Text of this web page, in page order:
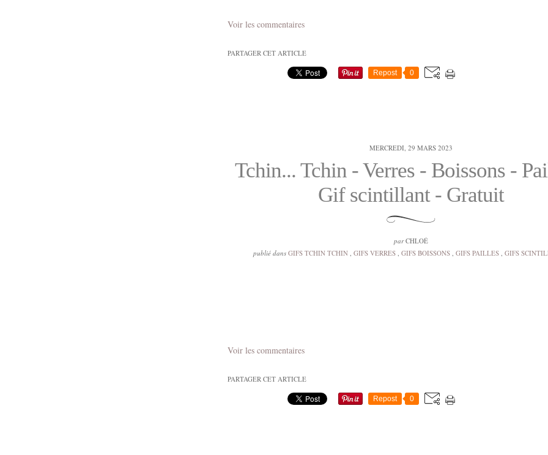
Voir les commentaires
PARTAGER CET ARTICLE
Repost 0
MERCREDI, 29 MARS 2023
Tchin... Tchin - Verres - Boissons -
Gif scintillant - Gratuit
parCHLOÉ
publié dans GIFS TCHIN TCHIN, GIFS VERRES, GIFS BOISSONS, GIFS PAILLES, GIFS
Voir les commentaires
PARTAGER CET ARTICLE
Repost 0